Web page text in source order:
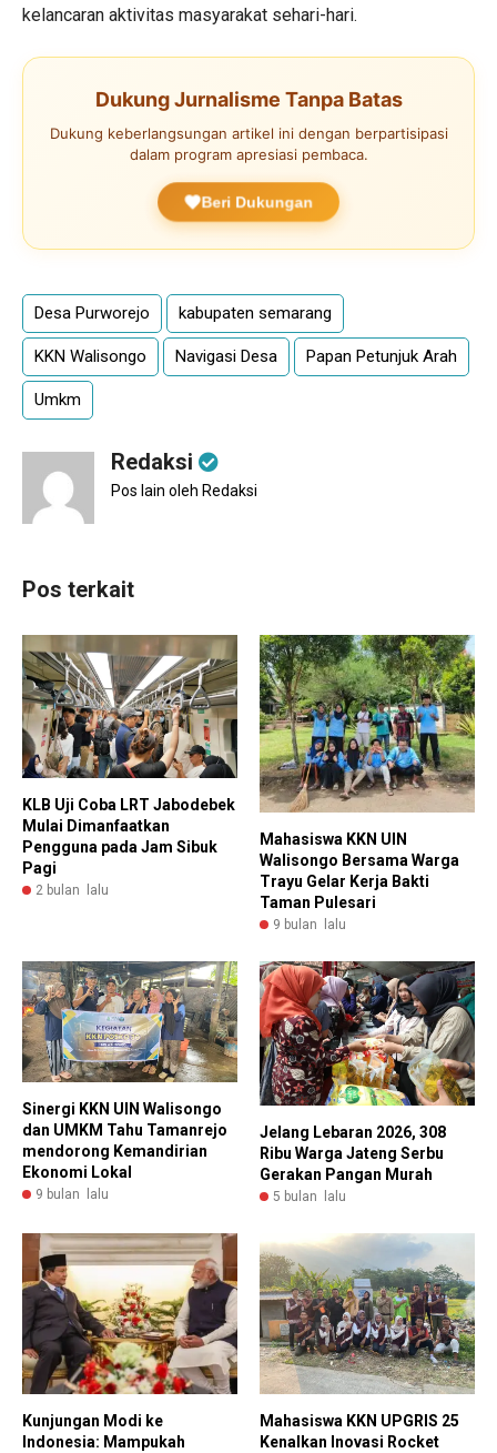
kelancaran aktivitas masyarakat sehari-hari.
Dukung Jurnalisme Tanpa Batas
Dukung keberlangsungan artikel ini dengan berpartisipasi
dalam program apresiasi pembaca.
Beri Dukungan
Desa Purworejo kabupaten semarang
KKN Walisongo Navigasi Desa Papan Petunjuk Arah
Umkm
Redaksi
Pos lain oleh Redaksi
Pos terkait
KLB Uji Coba LRT Jabodebek
Mulai Dimanfaatkan
Pengguna pada Jam Sibuk
Pagi
2 bulan lalu
Mahasiswa KKN UIN
Walisongo Bersama Warga
Trayu Gelar Kerja Bakti
Taman Pulesari
9 bulan lalu
Sinergi KKN UIN Walisongo
dan UMKM Tahu Tamanrejo
mendorong Kemandirian
Ekonomi Lokal
9 bulan lalu
Jelang Lebaran 2026, 308
Ribu Warga Jateng Serbu
Gerakan Pangan Murah
5 bulan lalu
Kunjungan Modi ke
Indonesia: Mampukah
Mahasiswa KKN UPGRIS 25
Kenalkan Inovasi Rocket